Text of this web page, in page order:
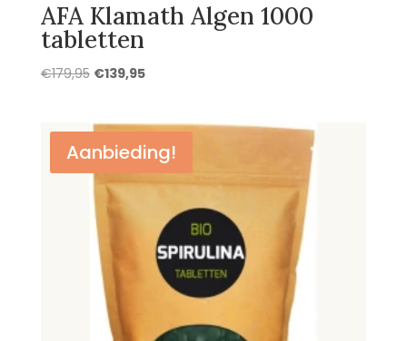
AFA Klamath Algen 1000
tabletten
€179,95 Oorspronkelijke
€179,95.
€139,95Huidige
€139,95.
Aanbieding!